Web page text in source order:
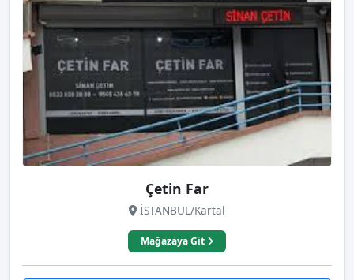
Çetin Far
İSTANBUL/Kartal
Mağazaya Git